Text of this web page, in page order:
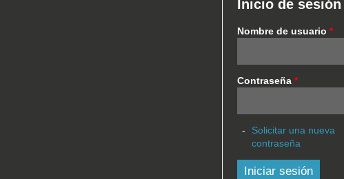
Inicio de sesión
Nombre de usuario *
Contraseña *
Solicitar una nueva
contraseña